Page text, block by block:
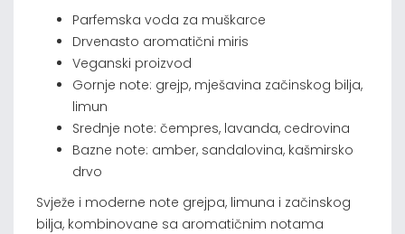
Parfemska voda za muškarce
Drvenasto aromatični miris
Veganski proizvod
Gornje note: grejp, mješavina začinskog bilja,
limun
Srednje note: čempres, lavanda, cedrovina
Bazne note: amber, sandalovina, kašmirsko
drvo
Svježe i moderne note grejpa, limuna i začinskog
bilja, kombinovane sa aromatičnim notama